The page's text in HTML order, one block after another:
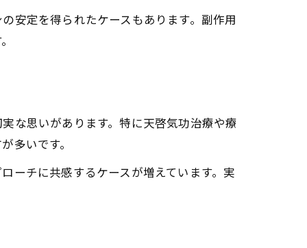
安定を得られたケースもあります。副作用
な思いがあります。特に天啓気功治療や療
多いです。
ーチに共感するケースが増えています。実